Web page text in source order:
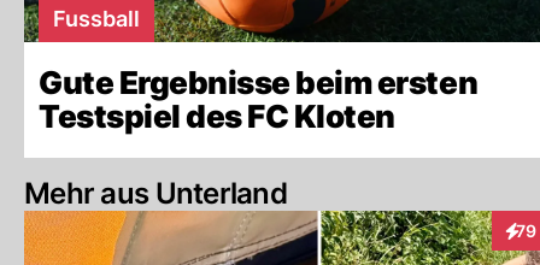
Fussball
Gute Ergebnisse beim ersten
Testspiel des FC Kloten
Mehr aus Unterland
79